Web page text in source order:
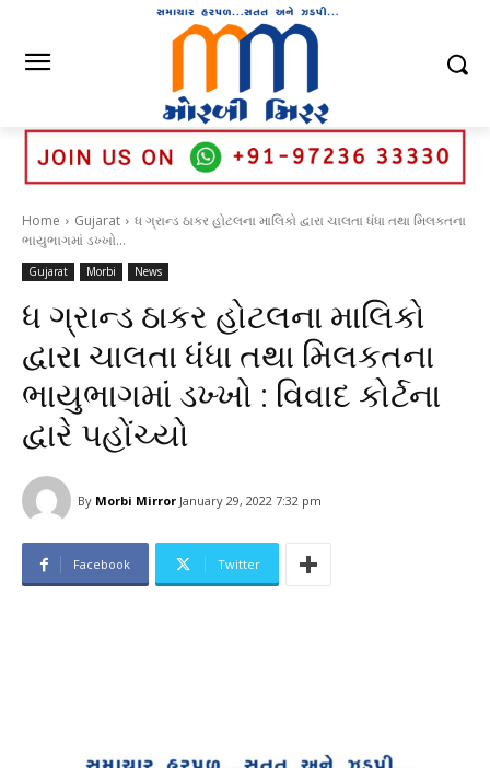
Home Gujarat
ધ ગ્રાન્ડ ઠાકર હોટલના માલિકો દ્વારા ચાલતા ધંધા તથા મિલકતના
ભાયુભાગમાં ડખ્ખો...
Gujarat Morbi News
ધ ગ્રાન્ડ ઠાકર હોટલના માલિકો
દ્વારા ચાલતા ધંધા તથા મિલકતના
ભાયુભાગમાં ડખ્ખો : વિવાદ કોર્ટના
દ્વારે પહોંચ્યો
By Morbi Mirror January 29, 2022 7:32 pm
Facebook Twitter